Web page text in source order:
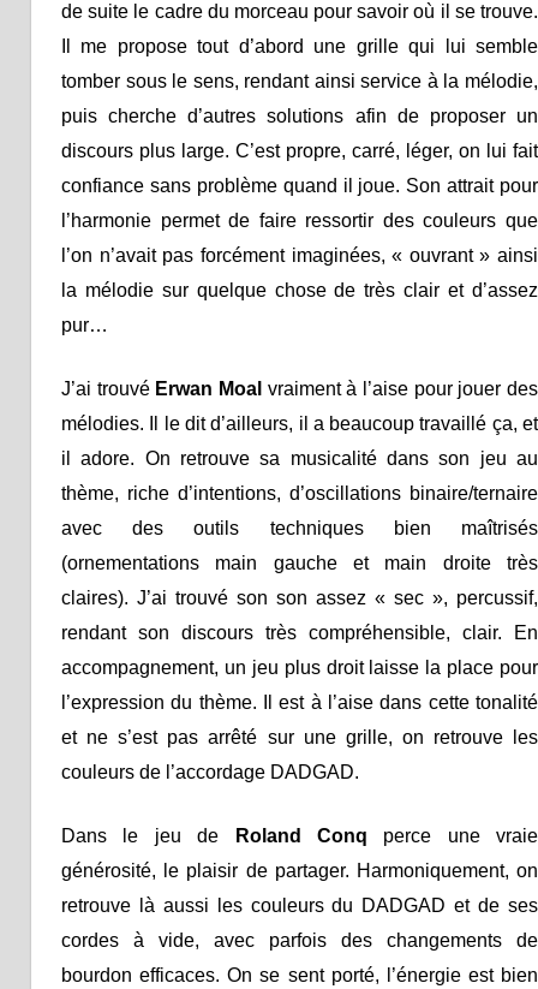
de suite le cadre du morceau pour savoir où il se trouve.
Il me propose tout d’abord une grille qui lui semble
tomber sous le sens, rendant ainsi service à la mélodie,
puis cherche d’autres solutions afin de proposer un
discours plus large. C’est propre, carré, léger, on lui fait
confiance sans problème quand il joue. Son attrait pour
l’harmonie permet de faire ressortir des couleurs que
l’on n’avait pas forcément imaginées, « ouvrant » ainsi
la mélodie sur quelque chose de très clair et d’assez
pur…
J’ai trouvé Erwan Moal vraiment à l’aise pour jouer des
mélodies. Il le dit d’ailleurs, il a beaucoup travaillé ça, et
il adore. On retrouve sa musicalité dans son jeu au
thème, riche d’intentions, d’oscillations binaire/ternaire
avec des outils techniques bien maîtrisés
(ornementations main gauche et main droite très
claires). J’ai trouvé son son assez « sec », percussif,
rendant son discours très compréhensible, clair. En
accompagnement, un jeu plus droit laisse la place pour
l’expression du thème. Il est à l’aise dans cette tonalité
et ne s’est pas arrêté sur une grille, on retrouve les
couleurs de l’accordage DADGAD.
Dans le jeu de Roland Conq perce une vraie
générosité, le plaisir de partager. Harmoniquement, on
retrouve là aussi les couleurs du DADGAD et de ses
cordes à vide, avec parfois des changements de
bourdon efficaces. On se sent porté, l’énergie est bien